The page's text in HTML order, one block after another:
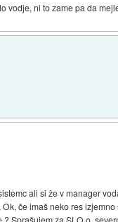
vodje, ni to zame pa da
ali si že v manager
če imaš neko res